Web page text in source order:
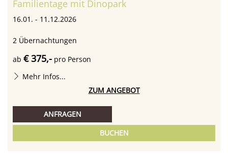
Familientage mit Dinopark
16.01. - 11.12.2026
2 Übernachtungen
ab € 375,- pro Person
Mehr Infos...
ZUM ANGEBOT
ANFRAGEN
BUCHEN